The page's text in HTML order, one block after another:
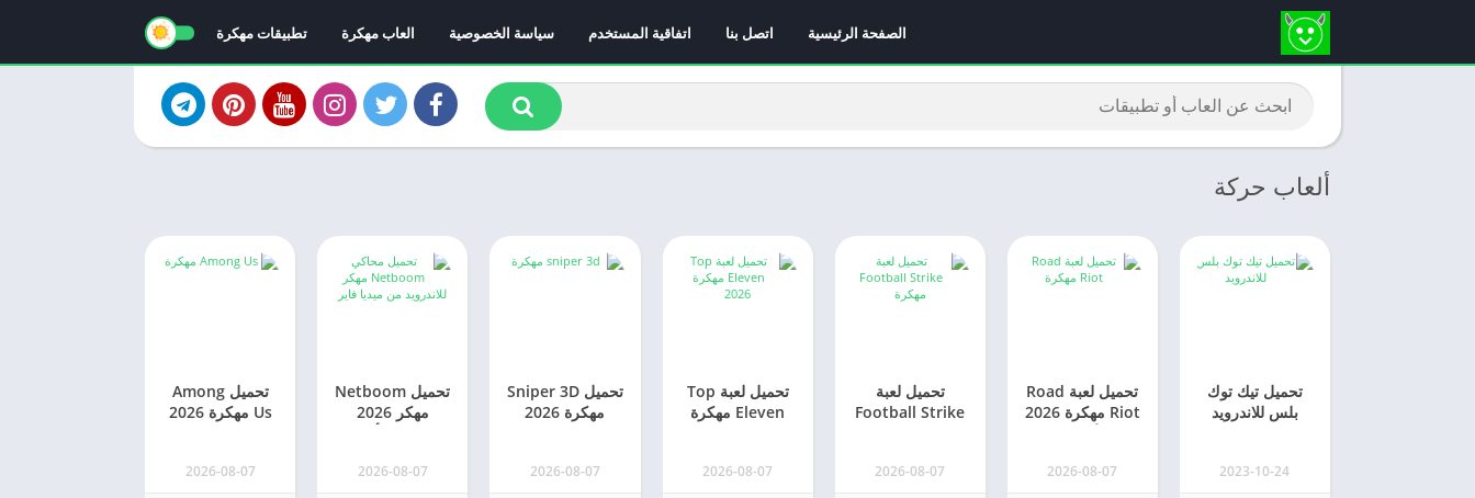
الصفحة الرئيسية اتصل بنا اتفاقية المستخدم سياسة الخصوصية العاب مهكرة تطبيقات مهكرة
ألعاب حركة
تحميل تيك توك
بلس للاندرويد
2023-10-24
تحميل لعبة Road
Riot مهكرة 2026
2026-08-07
تحميل لعبة
Football Strike
2026-08-07
تحميل لعبة Top
Eleven مهكرة
2026-08-07
تحميل Sniper 3D
مهكرة 2026
2026-08-07
تحميل Netboom
مهكر 2026
2026-08-07
تحميل Among
Us مهكرة 2026
2026-08-07